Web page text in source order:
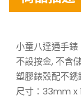
小童八達通手錶
不設按金, 不含
塑膠錶殼配不銹
尺寸：33mm x